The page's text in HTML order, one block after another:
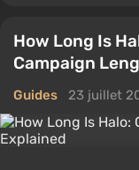
How Long Is
Campaign
Guides 23 juillet